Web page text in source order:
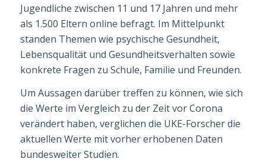
Jugendliche zwischen 11 und 17 Jahren und mehr
als 1.500 Eltern online befragt. Im Mittelpunkt
standen Themen wie psychische Gesundheit,
Lebensqualität und Gesund­heits­­verhalten sowie
konkrete Fragen zu Schule, Familie und Freunden.
Um Aussagen darüber treffen zu können, wie sich
die Werte im Vergleich zu der Zeit vor Corona
verändert haben, verglichen die UKE-Forscher die
aktuellen Werte mit vorher er­hobenen Daten
bundesweiter Studien.